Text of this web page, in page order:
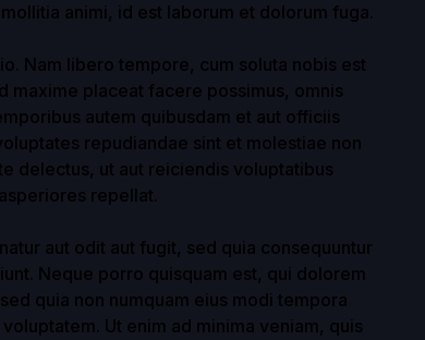
animi, id est laborum et dolorum fuga.
Nam libero tempore, cum soluta nobis est
maxime placeat facere possimus, omnis
autem quibusdam et aut officiis
repudiandae sint et molestiae non
delectus, ut aut reiciendis voluptatibus
repellat.
aut odit aut fugit, sed quia consequuntur
Neque porro quisquam est, qui dolorem
quia non numquam eius modi tempora
Ut enim ad minima veniam, quis